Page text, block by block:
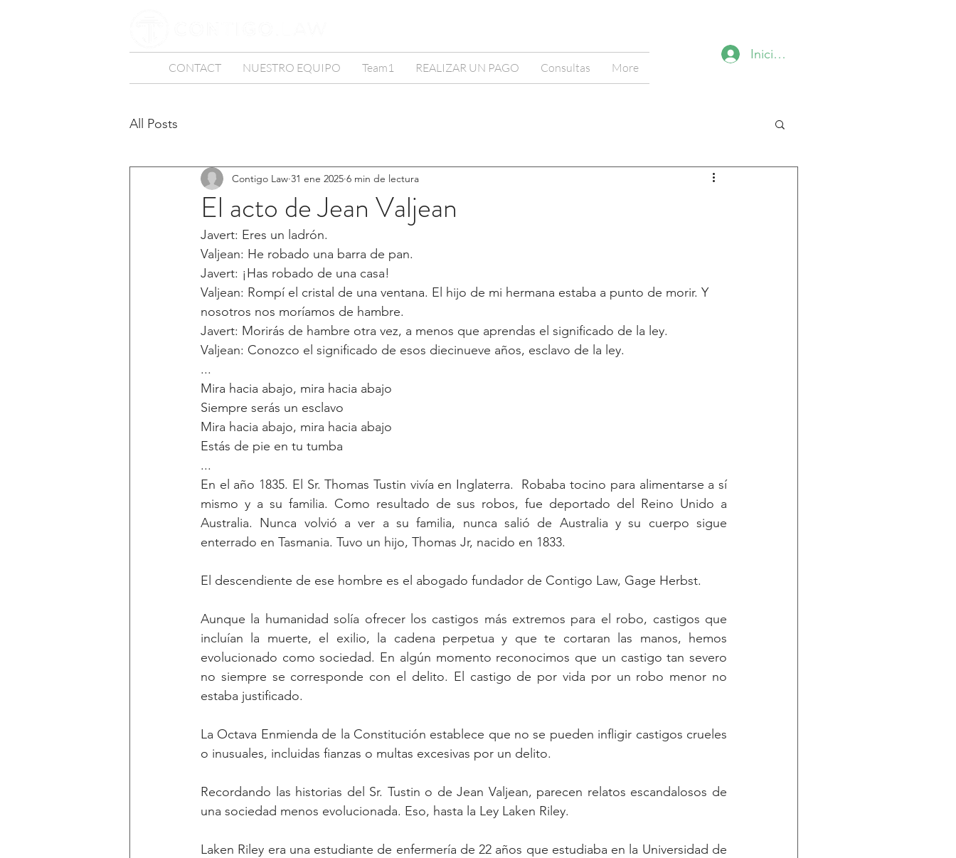
CONTACT NUESTRO EQUIPO Team1 REALIZAR UN PAGO Consultas More
Iniciar sesión
All Posts
El acto de Jean Valjean
Contigo Law 31 ene 2025 6 min de lectura
Javert: Eres un ladrón.
Valjean: He robado una barra de pan.
Javert: ¡Has robado de una casa!
Valjean: Rompí el cristal de una ventana. El hijo de mi hermana estaba a punto de morir. Y
nosotros nos moríamos de hambre.
Javert: Morirás de hambre otra vez, a menos que aprendas el significado de la ley.
Valjean: Conozco el significado de esos diecinueve años, esclavo de la ley.
...
Mira hacia abajo, mira hacia abajo
Siempre serás un esclavo
Mira hacia abajo, mira hacia abajo
Estás de pie en tu tumba
...
En el año 1835. El Sr. Thomas Tustin vivía en Inglaterra.  Robaba tocino para alimentarse a sí
mismo y a su familia. Como resultado de sus robos, fue deportado del Reino Unido a
Australia. Nunca volvió a ver a su familia, nunca salió de Australia y su cuerpo sigue
enterrado en Tasmania. Tuvo un hijo, Thomas Jr, nacido en 1833.
El descendiente de ese hombre es el abogado fundador de Contigo Law, Gage Herbst.
Aunque la humanidad solía ofrecer los castigos más extremos para el robo, castigos que
incluían la muerte, el exilio, la cadena perpetua y que te cortaran las manos, hemos
evolucionado como sociedad. En algún momento reconocimos que un castigo tan severo
no siempre se corresponde con el delito. El castigo de por vida por un robo menor no
estaba justificado.
La Octava Enmienda de la Constitución establece que no se pueden infligir castigos crueles
o inusuales, incluidas fianzas o multas excesivas por un delito.
Recordando las historias del Sr. Tustin o de Jean Valjean, parecen relatos escandalosos de
una sociedad menos evolucionada. Eso, hasta la Ley Laken Riley.
Laken Riley era una estudiante de enfermería de 22 años que estudiaba en la Universidad de